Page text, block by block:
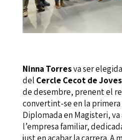
Ninna Torresva ser
del Cercle Cecot de
de desembre, prenent el
convertint-se en la
Diplomada en Magisteri,
l’empresa familiar,